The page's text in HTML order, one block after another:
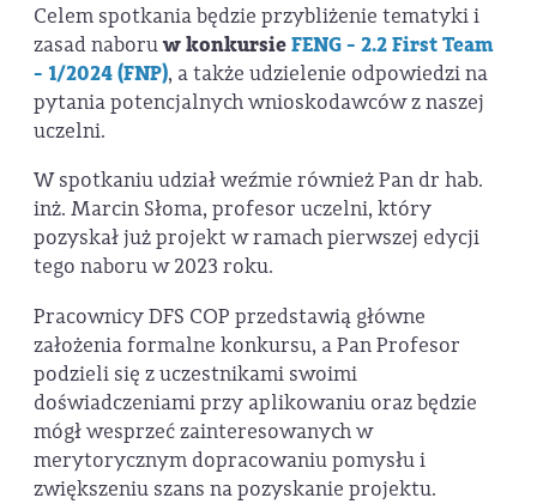
Celem spotkania będzie przybliżenie tematyki i
zasad naboruw konkursieFENG - 2.2 First Team
- 1/2024 (FNP), a także udzielenie odpowiedzi na
pytania potencjalnych wnioskodawców z naszej
uczelni.
W spotkaniu udział weźmie również Pan dr hab.
inż. Marcin Słoma, profesor uczelni, który
pozyskał już projekt w ramach pierwszej edycji
tego naboru w 2023 roku.
Pracownicy DFS COP przedstawią główne
założenia formalne konkursu, a Pan Profesor
podzieli się z uczestnikami swoimi
doświadczeniami przy aplikowaniu oraz będzie
mógł wesprzeć zainteresowanych w
merytorycznym dopracowaniu pomysłu i
zwiększeniu szans na pozyskanie projektu.